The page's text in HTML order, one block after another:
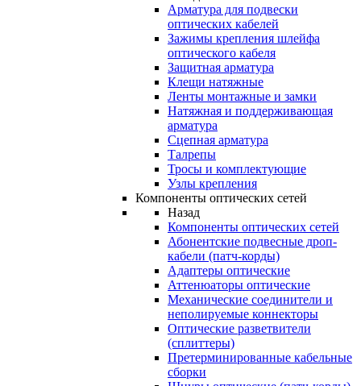
Арматура для подвески
оптических кабелей
Зажимы крепления шлейфа
оптического кабеля
Защитная арматура
Клещи натяжные
Ленты монтажные и замки
Натяжная и поддерживающая
арматура
Сцепная арматура
Талрепы
Тросы и комплектующие
Узлы крепления
Компоненты оптических сетей
Назад
Компоненты оптических сетей
Абонентские подвесные дроп-
кабели (патч-корды)
Адаптеры оптические
Аттенюаторы оптические
Механические соединители и
неполируемые коннекторы
Оптические разветвители
(сплиттеры)
Претерминированные кабельные
сборки